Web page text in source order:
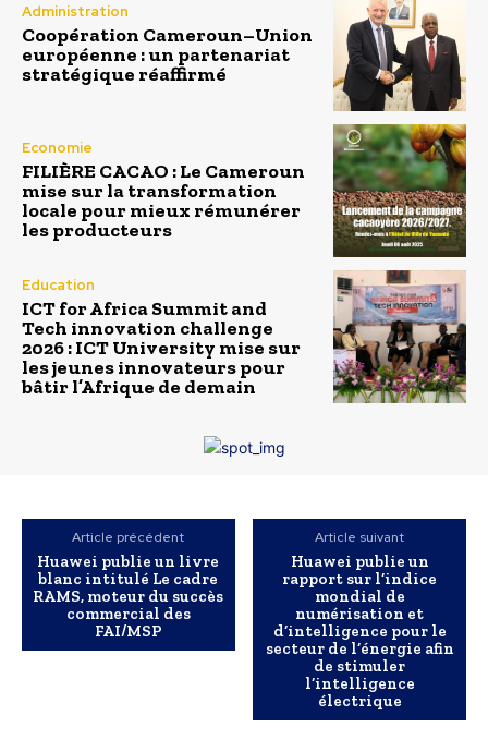
Administration
Coopération Cameroun–Union
européenne : un partenariat
stratégique réaffirmé
Economie
FILIÈRE CACAO : Le Cameroun
mise sur la transformation
locale pour mieux rémunérer
les producteurs
Education
ICT for Africa Summit and
Tech innovation challenge
2026 : ICT University mise sur
les jeunes innovateurs pour
bâtir l’Afrique de demain
Article précédent
Huawei publie un livre
blanc intitulé Le cadre
RAMS, moteur du succès
commercial des
FAI/MSP
Article suivant
Huawei publie un
rapport sur l’indice
mondial de
numérisation et
d’intelligence pour le
secteur de l’énergie afin
de stimuler
l’intelligence
électrique